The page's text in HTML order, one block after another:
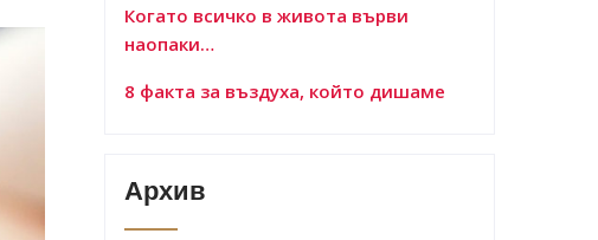
Когато всичко в живота върви
наопаки…
8 факта за въздуха, който дишаме
Архив